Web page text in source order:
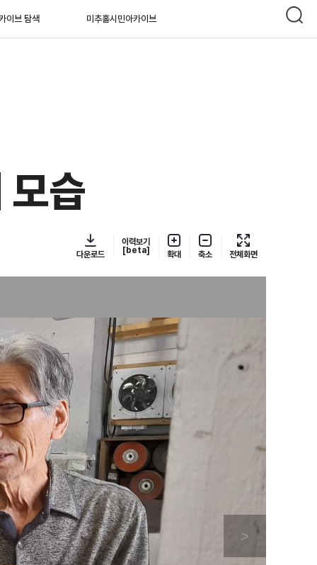
이브 탐색 미추홀시민아카이브
모습
다운로드
이력보기
[beta]
확대 축소 전체화면